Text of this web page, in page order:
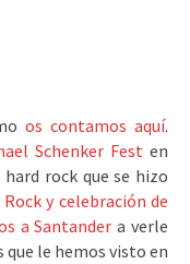
os contamos aquí.
Schenker Festen
rock que se hizo
y celebración de
a Santander a verle
que le hemos visto en